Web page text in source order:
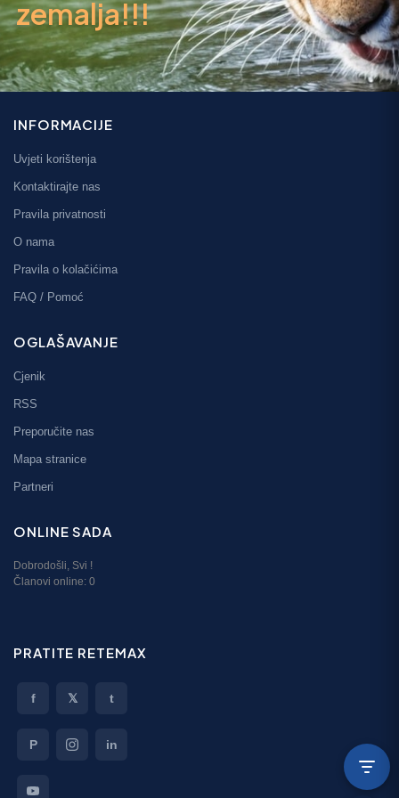
zemalja!!!
INFORMACIJE
Uvjeti korištenja
Kontaktirajte nas
Pravila privatnosti
O nama
Pravila o kolačićima
FAQ / Pomoć
OGLAŠAVANJE
Cjenik
RSS
Preporučite nas
Mapa stranice
Partneri
ONLINE SADA
Dobrodošli, Svi !
Članovi online: 0
PRATITE RETEMAX
f 𝕏 t
P in